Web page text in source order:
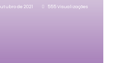
de 2021 555Visualizações